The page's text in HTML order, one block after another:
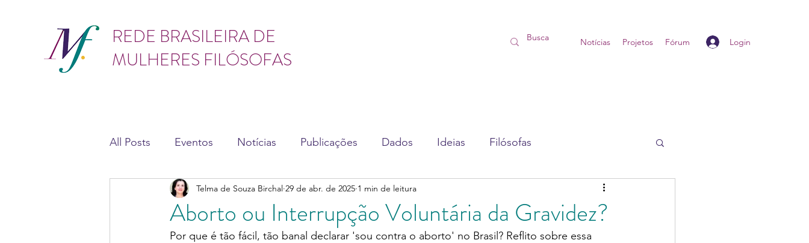
REDE BRASILEIRA DE
MULHERES FILÓSOFAS
Login
Home Notícias Projetos Fórum
All Posts Eventos Notícias Publicações Dados Ideias Filósofas
Teses e dissertações Assédio Vídeos Lives
Aborto ou Interrupção Voluntária da Gravidez?
Telma de Souza Birchal 29 de abr. de 2025 1 min de leitura
Por que é tão fácil, tão banal declarar 'sou contra o aborto' no Brasil? Reflito sobre essa